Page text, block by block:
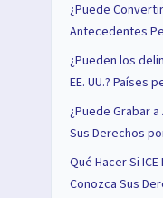
¿Puede
Antecedentes
¿Pueden los
EE. UU.? Países
¿Puede Grabar
Sus Derechos
Qué Hacer Si
Conozca Sus